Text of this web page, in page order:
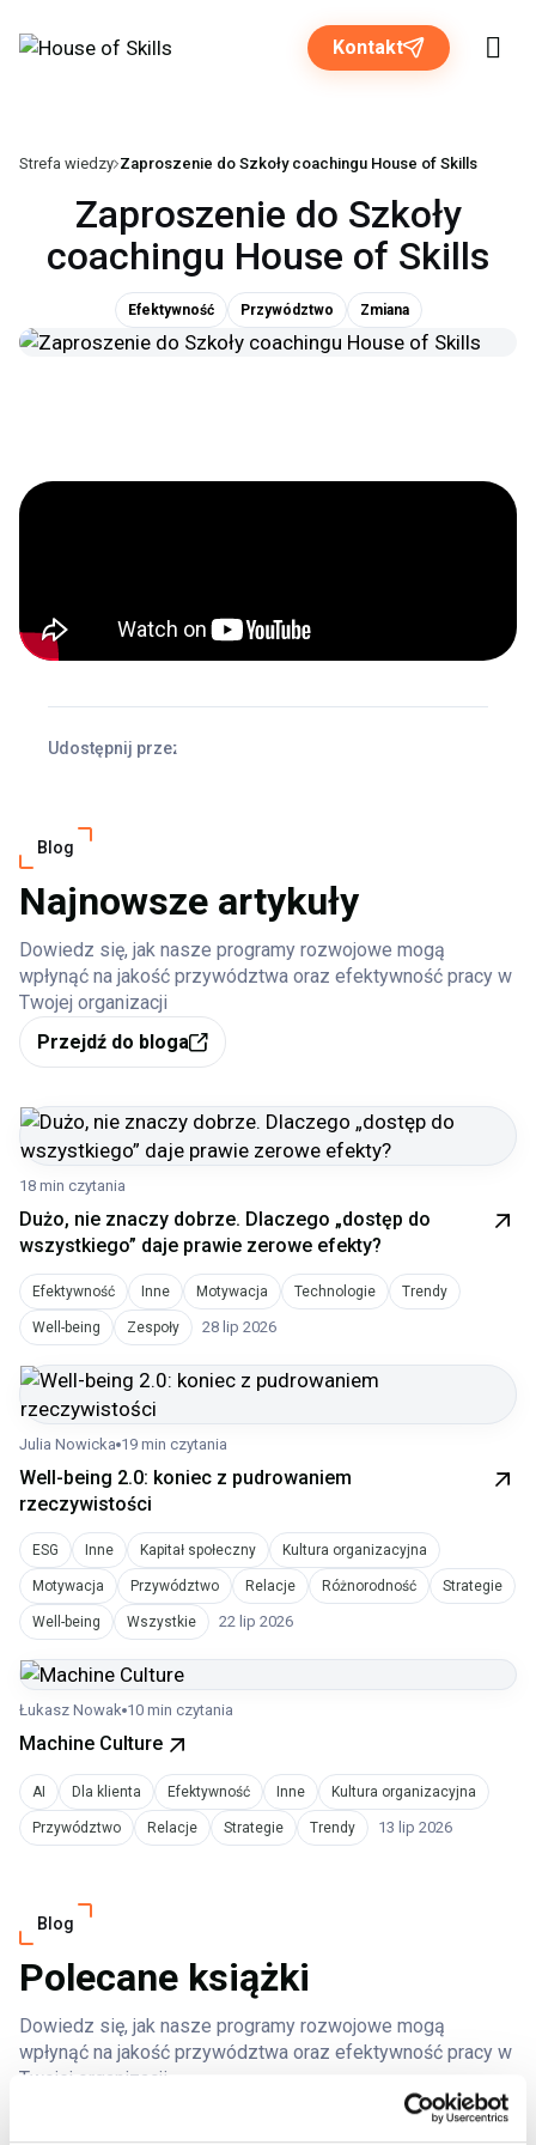
Kontakt
Programy otwarte
O nas
Strefa wiedzy Zaproszenie do Szkoły coachingu House of Skills
Zaproszenie do Szkoły
coachingu House of Skills
Efektywność Przywództwo Zmiana
Udostępnij przez
Blog
Najnowsze artykuły
Dowiedz się, jak nasze programy rozwojowe mogą
wpłynąć na jakość przywództwa oraz efektywność pracy w
Twojej organizacji
Przejdź do bloga
18 min czytania
Dużo, nie znaczy dobrze. Dlaczego „dostęp do
wszystkiego” daje prawie zerowe efekty?
Efektywność Inne Motywacja Technologie Trendy
Well-being Zespoły 28 lip 2026
Julia Nowicka 19 min czytania
Well-being 2.0: koniec z pudrowaniem
rzeczywistości
ESG Inne Kapitał społeczny Kultura organizacyjna
Motywacja Przywództwo Relacje Różnorodność Strategie
Well-being Wszystkie 22 lip 2026
Łukasz Nowak 10 min czytania
Machine Culture
AI Dla klienta Efektywność Inne Kultura organizacyjna
Przywództwo Relacje Strategie Trendy 13 lip 2026
Blog
Polecane książki
Dowiedz się, jak nasze programy rozwojowe mogą
wpłynąć na jakość przywództwa oraz efektywność pracy w
Twojej organizacji